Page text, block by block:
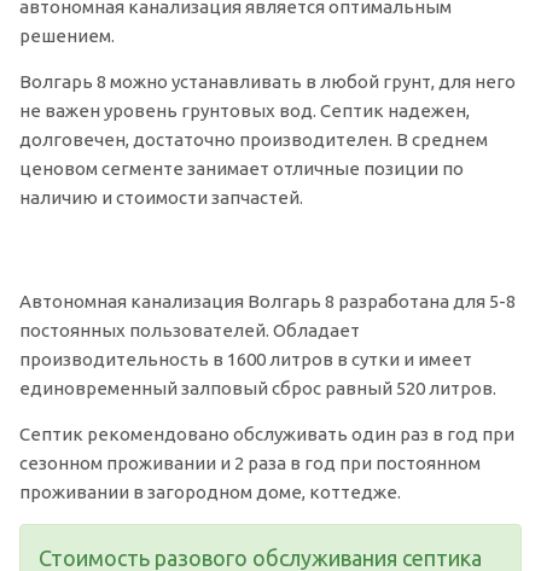
автономная канализация является оптимальным
решением.
Волгарь 8 можно устанавливать в любой грунт, для него
не важен уровень грунтовых вод. Септик надежен,
долговечен, достаточно производителен. В среднем
ценовом сегменте занимает отличные позиции по
наличию и стоимости запчастей.
Автономная канализация Волгарь 8 разработана для 5-8
постоянных пользователей. Обладает
производительность в 1600 литров в сутки и имеет
единовременный залповый сброс равный 520 литров.
Септик рекомендовано обслуживать один раз в год при
сезонном проживании и 2 раза в год при постоянном
проживании в загородном доме, коттедже.
Стоимость разового обслуживания септика